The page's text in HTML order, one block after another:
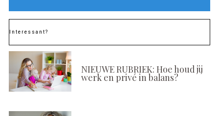
Interessant?
NIEUWE RUBRIEK: Hoe houd jij
werk en privé in balans?